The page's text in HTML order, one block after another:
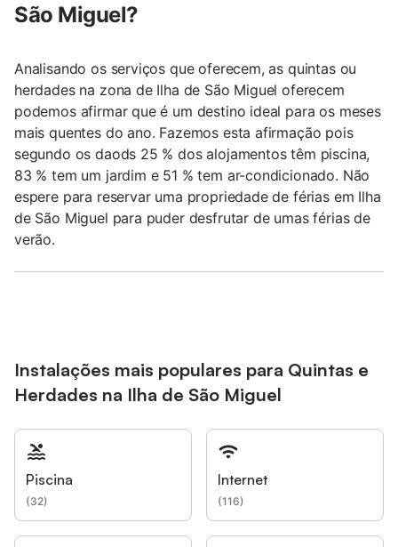
São Miguel?
Analisando os serviços que oferecem, as quintas ou
herdades na zona de Ilha de São Miguel oferecem
podemos afirmar que é um destino ideal para os meses
mais quentes do ano. Fazemos esta afirmação pois
segundo os daods 25 % dos alojamentos têm piscina,
83 % tem um jardim e 51 % tem ar-condicionado. Não
espere para reservar uma propriedade de férias em Ilha
de São Miguel para puder desfrutar de umas férias de
verão.
Instalações mais populares para Quintas e
Herdades na Ilha de São Miguel
Piscina
(32)
Internet
(116)